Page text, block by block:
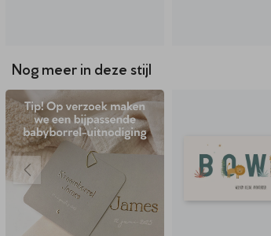
Nog meer in deze stijl